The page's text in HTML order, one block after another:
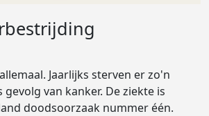
Jaarlijks sterven er zo'n
gevolg van kanker. De ziekte is
doodsoorzaak nummer één.